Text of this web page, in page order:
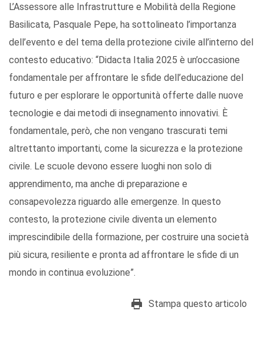
L’Assessore alle Infrastrutture e Mobilità della Regione
Basilicata, Pasquale Pepe, ha sottolineato l’importanza
dell’evento e del tema della protezione civile all’interno del
contesto educativo: “Didacta Italia 2025 è un’occasione
fondamentale per affrontare le sfide dell’educazione del
futuro e per esplorare le opportunità offerte dalle nuove
tecnologie e dai metodi di insegnamento innovativi. È
fondamentale, però, che non vengano trascurati temi
altrettanto importanti, come la sicurezza e la protezione
civile. Le scuole devono essere luoghi non solo di
apprendimento, ma anche di preparazione e
consapevolezza riguardo alle emergenze. In questo
contesto, la protezione civile diventa un elemento
imprescindibile della formazione, per costruire una società
più sicura, resiliente e pronta ad affrontare le sfide di un
mondo in continua evoluzione”.
Stampa questo articolo